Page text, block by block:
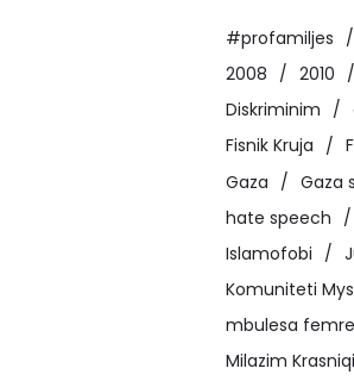
#profamiljes
2008
2010
Diskriminim
Fisnik Kruja
Gaza
Gaza
hate speech
Islamofobi
Komuniteti
mbulesa
Milazim Krasniqi